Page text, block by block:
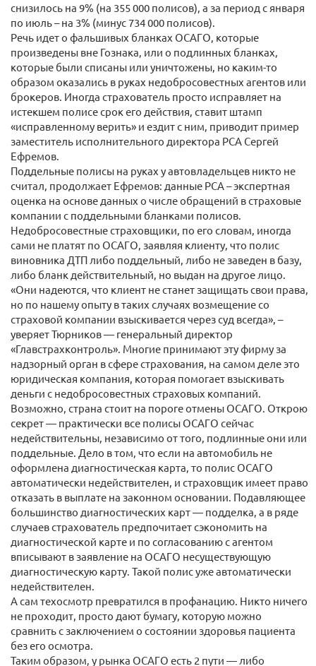
снизилось на 9% (на 355 000 полисов), а за период с января
по июль – на 3% (минус 734 000 полисов).
Речь идет о фальшивых бланках ОСАГО, которые
произведены вне Гознака, или о подлинных бланках,
которые были списаны или уничтожены, но каким-то
образом оказались в руках недобросовестных агентов или
брокеров. Иногда страхователь просто исправляет на
истекшем полисе срок его действия, ставит штамп
«исправленному верить» и ездит с ним, приводит пример
заместитель исполнительного директора РСА Сергей
Ефремов.
Поддельные полисы на руках у автовладельцев никто не
считал, продолжает Ефремов: данные РСА – экспертная
оценка на основе данных о числе обращений в страховые
компании с поддельными бланками полисов.
Недобросовестные страховщики, по его словам, иногда
сами не платят по ОСАГО, заявляя клиенту, что полис
виновника ДТП либо поддельный, либо не заведен в базу,
либо бланк действительный, но выдан на другое лицо.
«Они надеются, что клиент не станет защищать свои права,
но по нашему опыту в таких случаях возмещение со
страховой компании взыскивается через суд всегда», –
уверяет Тюрников — генеральный директор
«Главстрахконтроль». Многие принимают эту фирму за
надзорный орган в сфере страхования, на самом деле это
юридическая компания, которая помогает взыскивать
деньги с недобросовестных страховых компаний.
Возможно, страна стоит на пороге отмены ОСАГО. Открою
секрет — практически все полисы ОСАГО сейчас
недействительны, независимо от того, подлинные они или
поддельные. Дело в том, что если на автомобиль не
оформлена диагностическая карта, то полис ОСАГО
автоматически недействителен, и страховщик имеет право
отказать в выплате на законном основании. Подавляющее
большинство диагностических карт — подделка, а в ряде
случаев страхователь предпочитает сэкономить на
диагностической карте и по согласованию с агентом
вписывают в заявление на ОСАГО несуществующую
диагностическую карту. Такой полис уже автоматически
недействителен.
А сам техосмотр превратился в профанацию. Никто ничего
не проходит, просто дают бумагу, которую можно
сравнить с заключением о состоянии здоровья пациента
без его осмотра.
Таким образом, у рынка ОСАГО есть 2 пути — либо